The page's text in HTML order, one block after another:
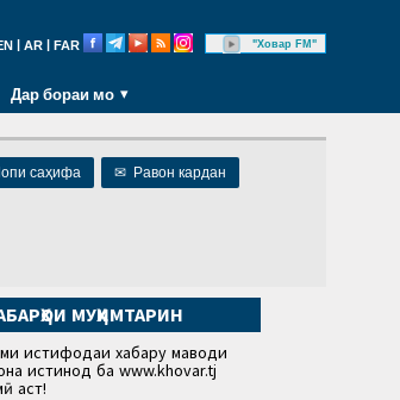
AR FAR "Ховар FM"
Дар бораи мо
саҳифа ✉ Равон кардан
МУҲИМТАРИН
истифодаи хабару маводи
истинод ба www.khovar.tj
аст!